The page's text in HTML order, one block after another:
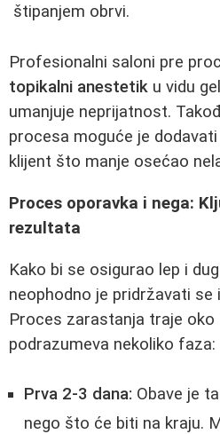
štipanjem obrvi.
Profesionalni saloni pre
topikalni anestetik u vidu
umanjuje neprijatnost.
procesa moguće je
klijent što manje osećao
Proces oporavka i nega:
rezultata
Kako bi se osigurao lep i
neophodno je pridržavati se
Proces zarastanja traje oko
podrazumeva nekoliko faza:
Prva 2-3 dana: Obave je
nego što će biti na kraju.